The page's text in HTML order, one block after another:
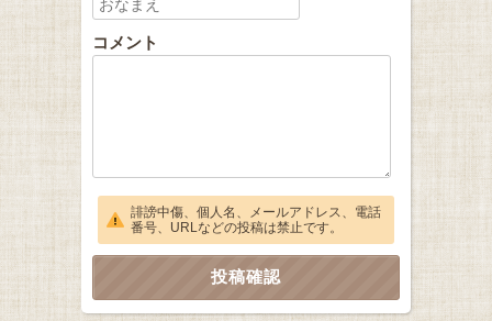
コメント
誹謗中傷、個人名、メールアドレス、電話
番号、URLなどの投稿は禁止です。